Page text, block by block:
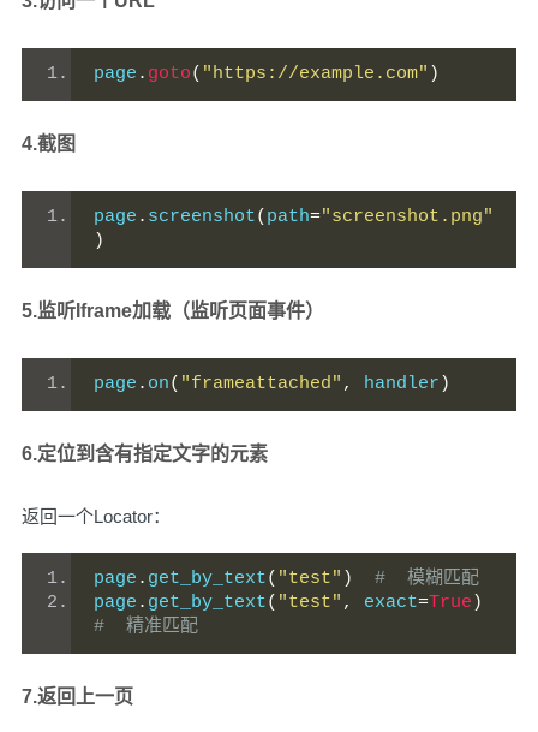
page . goto( "https://example.com" )
4.截图
page . screenshot( path="screenshot.png"
)
5.监听Iframe加载（监听页面事件）
page . on( "frameattached" , handler )
6.定位到含有指定文字的元素
返回一个Locator：
page . get_by_text( "test" )
#  模糊匹配
page . get_by_text( "test" , exact=True )
#  精准匹配
7.返回上一页